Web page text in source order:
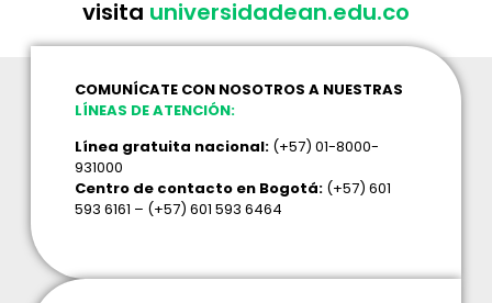
visita universidadean.edu.co
COMUNÍCATE CON NOSOTROS A NUESTRAS
LÍNEAS DE ATENCIÓN:
Línea gratuita nacional: (+57) 01-8000-
931000
Centro de contacto en Bogotá: (+57) 601
593 6161 – (+57) 601 593 6464